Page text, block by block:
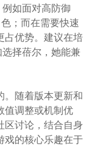
如面对高防御
；而在需要快速
占优势。建议在培
选择蓓尔，她能兼
。随着版本更新和
值调整或机制优
区讨论，结合自身
戏的核心乐趣在于